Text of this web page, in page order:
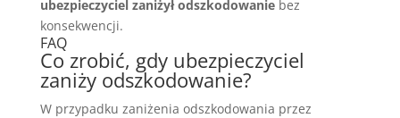
ubezpieczyciel zaniżył odszkodowaniebez
konsekwencji.
FAQ
Co zrobić, gdy ubezpieczyciel
zaniży odszkodowanie?
W przypadku zaniżenia odszkodowania przez